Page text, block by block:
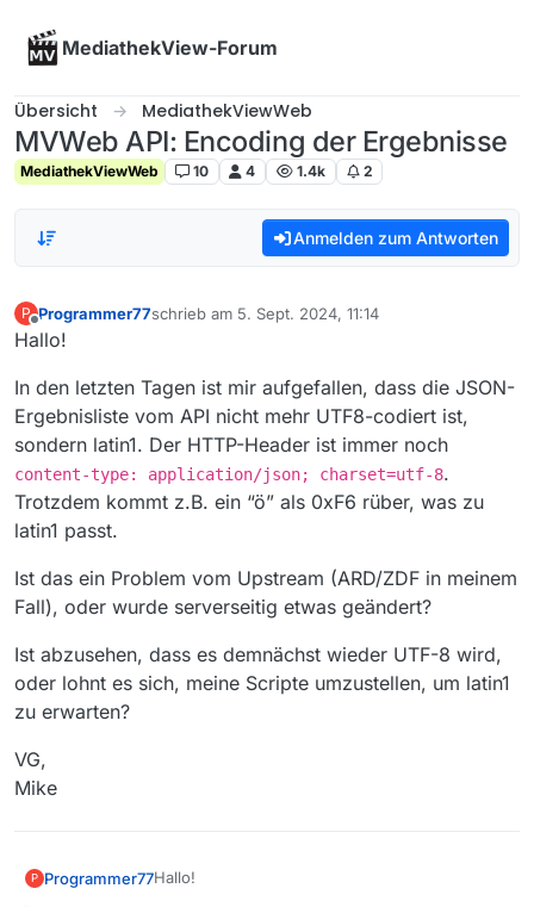
MediathekView-Forum
Übersicht MediathekViewWeb
MVWeb API: Encoding der Ergebnisse
MediathekViewWeb 10 4 1.4k 2
Anmelden zum Antworten
P
Offline
Programmer77schrieb am 5. Sept. 2024, 11:14
zuletzt editiert von
Hallo!
In den letzten Tagen ist mir aufgefallen, dass die JSON-
Ergebnisliste vom API nicht mehr UTF8-codiert ist,
sondern latin1. Der HTTP-Header ist immer noch
content-type: application/json; charset=utf-8.
Trotzdem kommt z.B. ein “ö” als 0xF6 rüber, was zu
latin1 passt.
Ist das ein Problem vom Upstream (ARD/ZDF in meinem
Fall), oder wurde serverseitig etwas geändert?
Ist abzusehen, dass es demnächst wieder UTF-8 wird,
oder lohnt es sich, meine Scripte umzustellen, um latin1
zu erwarten?
VG,
Mike
P Programmer77Hallo!